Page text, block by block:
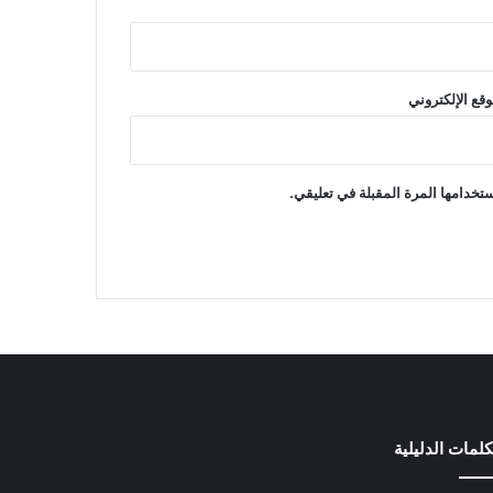
الإلكتروني
المرة المقبلة في تعليقي.
الدليلية